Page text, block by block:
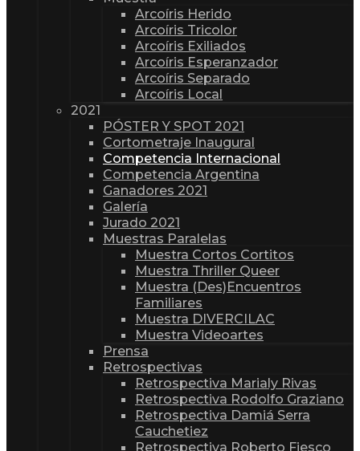
Arcoíris Herido
Arcoíris Tricolor
Arcoíris Exiliados
Arcoíris Esperanzador
Arcoíris Separado
Arcoíris Local
2021
PÓSTER Y SPOT 2021
Cortometraje Inaugural
Competencia Internacional
Competencia Argentina
Ganadores 2021
Galería
Jurado 2021
Muestras Paralelas
Muestra Cortos Cortitos
Muestra Thriller Queer
Muestra (Des)Encuentros
Familiares
Muestra DIVERCILAC
Muestra Videoartes
Prensa
Retrospectivas
Retrospectiva Marialy Rivas
Retrospectiva Rodolfo Graziano
Retrospectiva Damiá Serra
Cauchetiez
Retrospectiva Roberto Fiesco